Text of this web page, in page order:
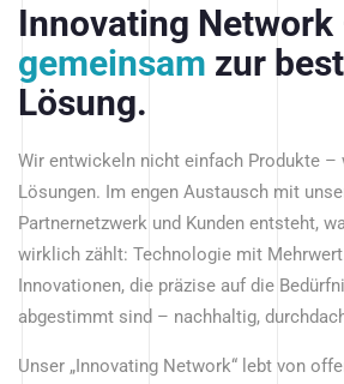
Innovating Network
gemeinsam zur
Lösung.
Wir entwickeln nicht einfach Produkte
Lösungen. Im engen Austausch mit
Partnernetzwerk und Kunden entsteht,
wirklich zählt: Technologie mit
Innovationen, die präzise auf die
abgestimmt sind – nachhaltig,
Unser „Innovating Network“ lebt von